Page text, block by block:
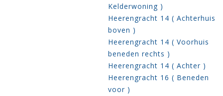
Kelderwoning )
Heerengracht 14 ( Achterhuis
boven )
Heerengracht 14 ( Voorhuis
beneden rechts )
Heerengracht 14 ( Achter )
Heerengracht 16 ( Beneden
voor )